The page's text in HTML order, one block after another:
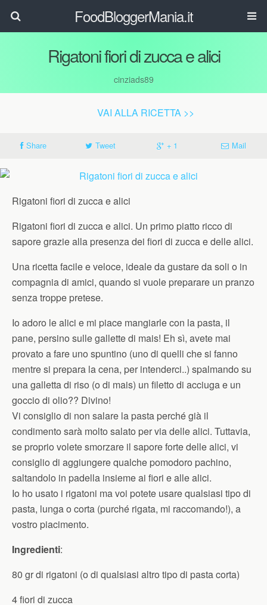
FoodBloggerMania.it
Rigatoni fiori di zucca e alici
cinziads89
VAI ALLA RICETTA >>
Share Tweet + 1 Mail
Rigatoni fiori di zucca e alici
Rigatoni fiori di zucca e alici. Un primo piatto ricco di
sapore grazie alla presenza dei fiori di zucca e delle alici.
Una ricetta facile e veloce, ideale da gustare da soli o in
compagnia di amici, quando si vuole preparare un pranzo
senza troppe pretese.
Io adoro le alici e mi piace mangiarle con la pasta, il
pane, persino sulle gallette di mais! Eh sì, avete mai
provato a fare uno spuntino (uno di quelli che si fanno
mentre si prepara la cena, per intenderci..) spalmando su
una galletta di riso (o di mais) un filetto di acciuga e un
goccio di olio?? Divino!
Vi consiglio di non salare la pasta perché già il
condimento sarà molto salato per via delle alici. Tuttavia,
se proprio volete smorzare il sapore forte delle alici, vi
consiglio di aggiungere qualche pomodoro pachino,
saltandolo in padella insieme ai fiori e alle alici.
Io ho usato i rigatoni ma voi potete usare qualsiasi tipo di
pasta, lunga o corta (purché rigata, mi raccomando!), a
vostro piacimento.
Ingredienti:
80 gr di rigatoni (o di qualsiasi altro tipo di pasta corta)
4 fiori di zucca